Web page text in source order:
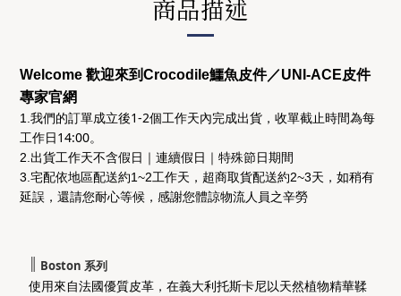
商品描述
Welcome 歡迎來到Crocodile鱷魚皮件／UNI-ACE皮件
專家官網
1.我們的訂單成立後1-2個工作天內完成出貨， 收單截止時間為每
工作日14:00。
2.出貨工作天不含假日｜連續假日｜特殊節日期間
3.宅配依地區配送約1~2工作天，超商取貨配送約2~3天，如稍有
延誤，還請您耐心等候，感謝您體諒物流人員之辛勞
Boston 系列
使用來自法國優質皮革，在義大利托斯卡尼以天然植物精華鞣